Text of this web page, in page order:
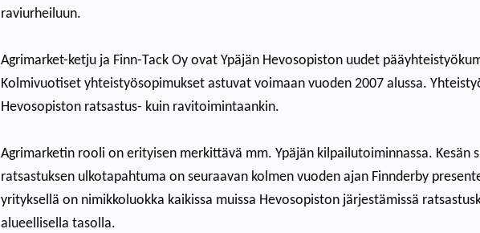
raviurheiluun.
Agrimarket-ketju ja Finn-Tack Oy ovat Ypäjän Hevosopiston uudet
Kolmivuotiset yhteistyösopimukset astuvat voimaan vuoden 2007 alussa.
Hevosopiston ratsastus- kuin ravitoimintaankin.
Agrimarketin rooli on erityisen merkittävä mm. Ypäjän kilpailutoiminnassa. Kesän
ratsastuksen ulkotapahtuma on seuraavan kolmen vuoden ajan Finnderby
yrityksellä on nimikkoluokka kaikissa muissa Hevosopiston järjestämissä
alueellisella tasolla.